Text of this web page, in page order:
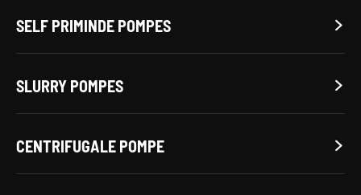
SELF PRIMINDE POMPES 
SLURRY POMPES 
CENTRIFUGALE POMPE 